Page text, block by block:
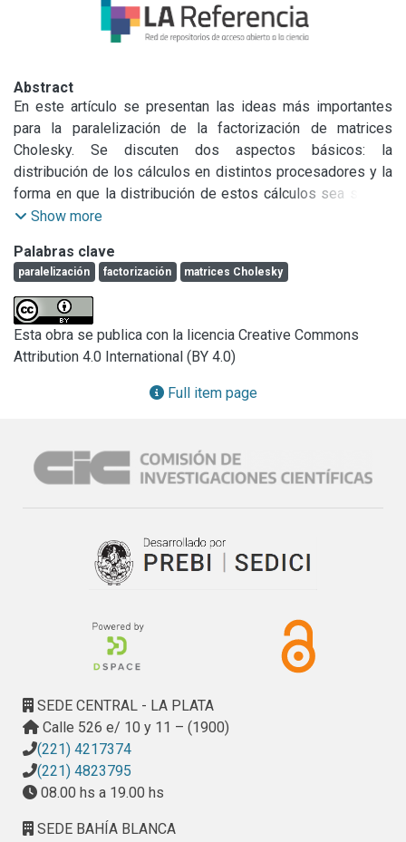
Abstract
En este artículo se presentan las ideas más importantes
para la paralelización de la factorización de matrices
Cholesky. Se discuten dos aspectos básicos: la
distribución de los cálculos en distintos procesadores y la
forma en que la distribución de estos cálculos sea similar
en todos los procesadores. Para la distribución de los
dependencias de datos y para la distribución de la carga de
procesamiento se tienen en cuenta las características
propias de la secuencia de avance de procesamiento del
método de factorización. Las ideas relacionadas con el
balance de carga son muy similares a otros métodos de
factorización y por lo tanto se pueden reusar las formas de
solución que sean satisfactorias. Finalmente, se muestran
Show more
Palabras clave
paralelización factorización matrices Cholesky
Esta obra se publica con la licencia Creative Commons
Attribution 4.0 International (BY 4.0)
Full item page
SEDE CENTRAL - LA PLATA
Calle 526 e/ 10 y 11 – (1900)
(221) 4217374
(221) 4823795
08.00 hs a 19.00 hs
SEDE BAHÍA BLANCA